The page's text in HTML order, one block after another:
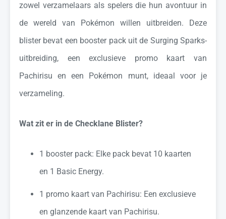
zowel verzamelaars als spelers die hun avontuur in
de wereld van Pokémon willen uitbreiden. Deze
blister bevat een booster pack uit de Surging Sparks-
uitbreiding, een exclusieve promo kaart van
Pachirisu en een Pokémon munt, ideaal voor je
verzameling.
Wat zit er in de Checklane Blister?
1 booster pack: Elke pack bevat 10 kaarten
en 1 Basic Energy.
1 promo kaart van Pachirisu: Een exclusieve
en glanzende kaart van Pachirisu.